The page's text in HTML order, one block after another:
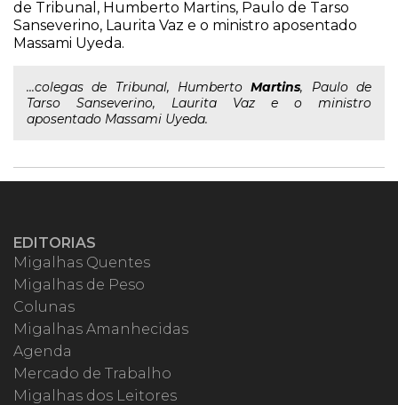
de Tribunal, Humberto Martins, Paulo de Tarso
Sanseverino, Laurita Vaz e o ministro aposentado
Massami Uyeda.
...colegas de Tribunal, HumbertoMartins, Paulo de
Tarso Sanseverino, Laurita Vaz e o ministro
aposentado Massami Uyeda.
EDITORIAS
Migalhas Quentes
Migalhas de Peso
Colunas
Migalhas Amanhecidas
Agenda
Mercado de Trabalho
Migalhas dos Leitores